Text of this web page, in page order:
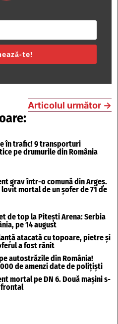
te!
Articolul următor →
în trafic! 9 transporturi
pe drumurile din România
grav într-o comună din Argeș.
mortal de un șofer de 71 de
de top la Pitești Arena: Serbia
pe 14 august
atacată cu topoare, pietre și
a fost rănit
autostrăzile din România!
de amenzi date de polițiști
mortal pe DN 6. Două mașini s-